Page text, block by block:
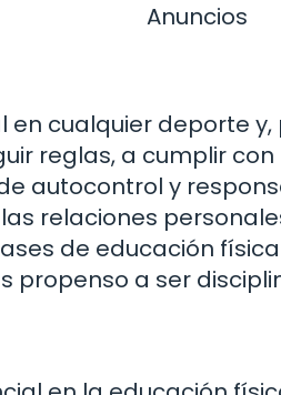
Anuncios
cualquier deporte
reglas, a cumplir
autocontrol y
relaciones
de educación
propenso a ser